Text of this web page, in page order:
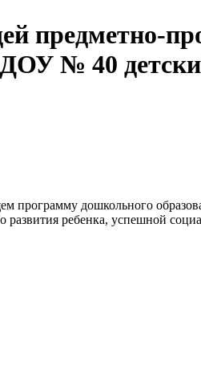
№ 40
дошкольного
ребенка, успешной